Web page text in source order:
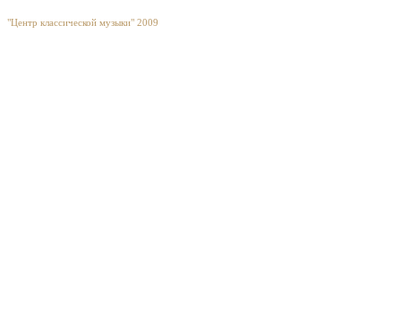
"Центр классической музыки" 2009